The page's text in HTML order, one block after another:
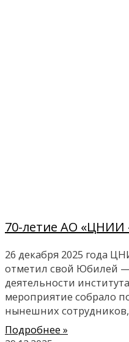
70-летие АО «ЦНИИ
26 декабря 2025 года
отметил свой Юбилей
деятельности
мероприятие собрало
нынешних сотрудников,
Подробнее »